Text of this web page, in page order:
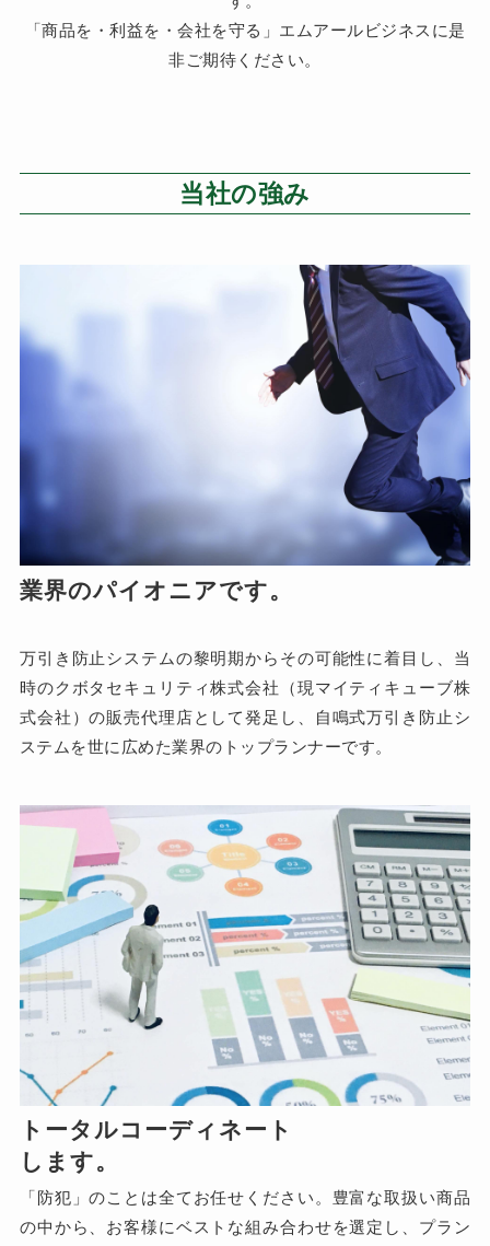
「商品を・利益を・会社を守る」エムアールビジネスに是
非ご期待ください。
当社の強み
業界のパイオニアです。
万引き防止システムの黎明期からその可能性に着目し、当
時のクボタセキュリティ株式会社（現マイティキューブ株
式会社）の販売代理店として発足し、自鳴式万引き防止シ
ステムを世に広めた業界のトップランナーです。
トータルコーディネート
します。
「防犯」のことは全てお任せください。豊富な取扱い商品
の中から、お客様にベストな組み合わせを選定し、プラン